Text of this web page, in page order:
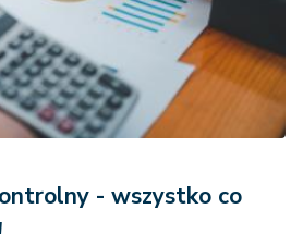
- wszystko co